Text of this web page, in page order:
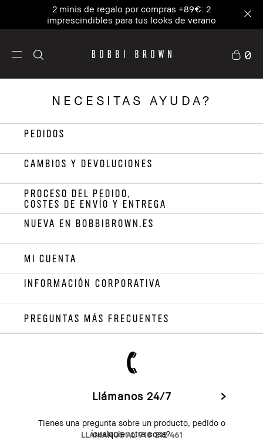
2 minis de regalo por compras +89€: 2
imprescindibles para tus looks de verano
0
NECESITAS AYUDA?
PEDIDOS
CAMBIOS Y DEVOLUCIONES
PROCESO DEL PEDIDO,
COSTES DE ENVÍO Y ENTREGA
NUEVA EN BOBBIBROWN.ES
MI CUENTA
INFORMACIÓN CORPORATIVA
PREGUNTAS MÁS FRECUENTES
Llámanos 24/7
Tienes una pregunta sobre un producto, pedido o
cualquier otra cosa?
LLÁMANOS AL 910 212 461